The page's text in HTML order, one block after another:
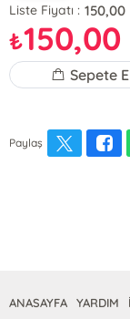
Liste Fiyatı : 150,00
₺150,00
Sepete
Paylaş
ANASAYFA YARDIM